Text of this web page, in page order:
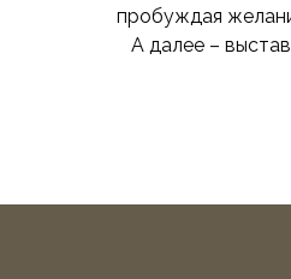
пробуждая
А далее –